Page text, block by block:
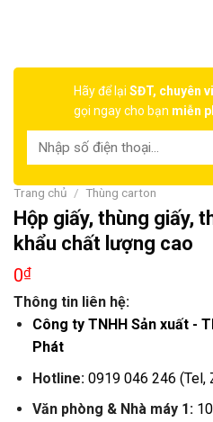
Hãy để lại SĐT, chuyên
gọi ngay cho bạn miễn
Trang chủ / Thùng carton
Hộp giấy, thùng giấy,
khẩu chất lượng cao
0₫
Thông tin liên hệ:
Công ty TNHH Sản xuất -
Phát
Hotline: 0919 046 246 (Tel,
Văn phòng & Nhà máy 1: